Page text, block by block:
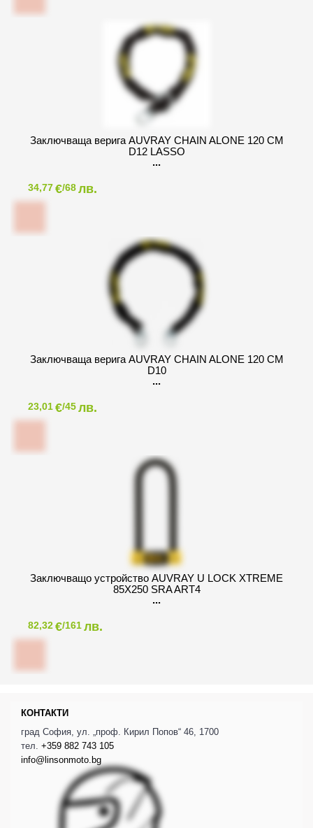
Заключваща верига AUVRAY CHAIN ALONE 120 CM
D12 LASSO
34,77€/68лв.
Заключваща верига AUVRAY CHAIN ALONE 120 CM
D10
23,01€/45лв.
Заключващо устройство AUVRAY U LOCK XTREME
85X250 SRA ART4
82,32€/161лв.
КОНТАКТИ
град София, ул. „проф. Кирил Попов“ 46, 1700
тел. +359 882 743 105
info@linsonmoto.bg